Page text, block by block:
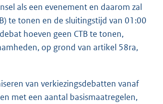
als een evenement en daarom zal
te tonen en de sluitingstijd van 01:00
hoeven geen CTB te tonen,
op grond van artikel 58ra,
van verkiezingsdebatten vanaf
met een aantal basismaatregelen,